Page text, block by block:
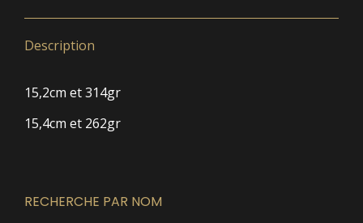
Description
15,2cm et 314gr
15,4cm et 262gr
RECHERCHE PAR NOM